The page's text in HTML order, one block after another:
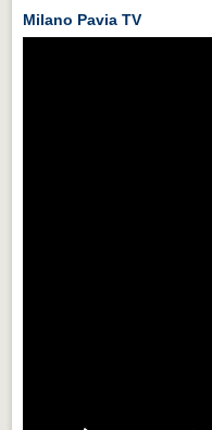
Milano Pavia TV